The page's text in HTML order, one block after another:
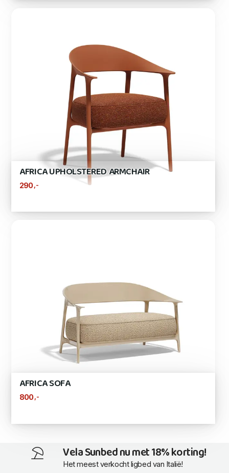
AFRICA UPHOLSTERED ARMCHAIR
290 ,-
AFRICA SOFA
800 ,-
Vela Sunbed nu met 18% korting!
Het meest verkocht ligbed van Italië!